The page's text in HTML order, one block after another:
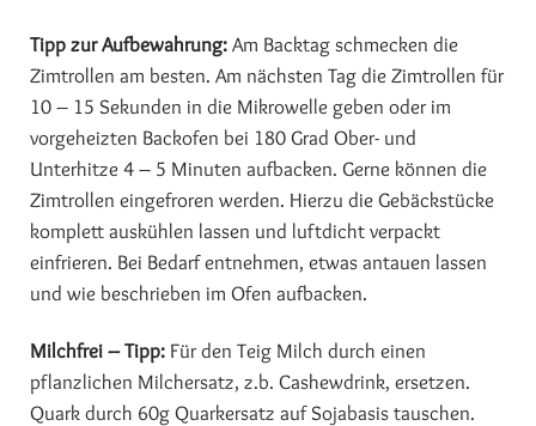
Tipp zur Aufbewahrung: Am Backtag schmecken die
Zimtrollen am besten. Am nächsten Tag die Zimtrollen für
10 – 15 Sekunden in die Mikrowelle geben oder im
vorgeheizten Backofen bei 180 Grad Ober- und
Unterhitze 4 – 5 Minuten aufbacken. Gerne können die
Zimtrollen eingefroren werden. Hierzu die Gebäckstücke
komplett auskühlen lassen und luftdicht verpackt
einfrieren. Bei Bedarf entnehmen, etwas antauen lassen
und wie beschrieben im Ofen aufbacken.
Milchfrei – Tipp: Für den Teig Milch durch einen
pflanzlichen Milchersatz, z.b. Cashewdrink, ersetzen.
Quark durch 60g Quarkersatz auf Sojabasis tauschen.